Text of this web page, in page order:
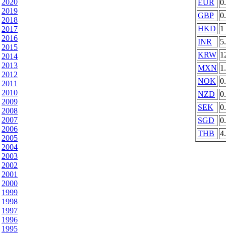
2020
2019
2018
2017
2016
2015
2014
2013
2012
2011
2010
2009
2008
2007
2006
2005
2004
2003
2002
2001
2000
1999
1998
1997
1996
1995
EUR
GBP
HKD 1
INR
KRW
MXN
NOK
NZD
SEK
SGD
THB